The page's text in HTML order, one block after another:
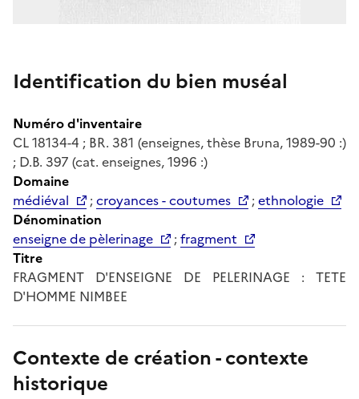
Identification du bien muséal
Numéro d'inventaire
CL 18134-4 ; BR. 381 (enseignes, thèse Bruna, 1989-90 :)
; D.B. 397 (cat. enseignes, 1996 :)
Domaine
médiéval
;croyances - coutumes ;ethnologie
Dénomination
enseigne de pèlerinage
;fragment
Titre
FRAGMENT D'ENSEIGNE DE PELERINAGE : TETE
D'HOMME NIMBEE
Contexte de création - contexte
historique